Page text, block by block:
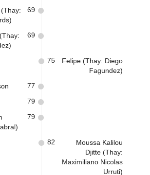
69
69
Felipe (Thay: Diego
Fagundez)
75
77
79
79
Moussa Kalilou
Djitte (Thay:
Maximiliano Nicolas
Urruti)
82